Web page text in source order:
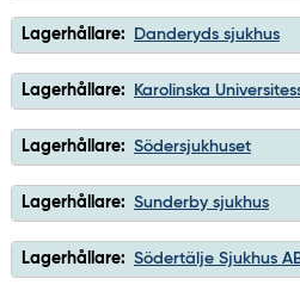
Lagerhållare: Danderyds sjukhus
Lagerhållare: Karolinska
Lagerhållare: Södersjukhuset
Lagerhållare: Sunderby sjukhus
Lagerhållare: Södertälje Sjukhus